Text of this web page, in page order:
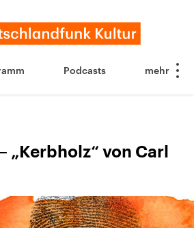
Podcasts
„Kerbholz“ von Carl